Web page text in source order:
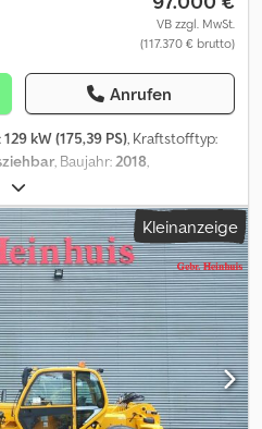
VB zzgl. MwSt.
(117.370 € brutto)
Anrufen
129 kW (175,39 PS), Kraftstofftyp:
, Baujahr:2018,
MRT 2470+ Privilege. Year:
kg. CE Machine. 129 KW.
Djdpszrwtijfx Aipjck Max lifting
7000 kg. Ad Blue. 4x4x4. Radio
1 set forks. Tyres:
NR: 93. The General Terms and
to all adverts, offers and
entered into by Heinhuis
them. By any form of response
General Terms and Conditions
you have taken note of these
Kleinanzeige